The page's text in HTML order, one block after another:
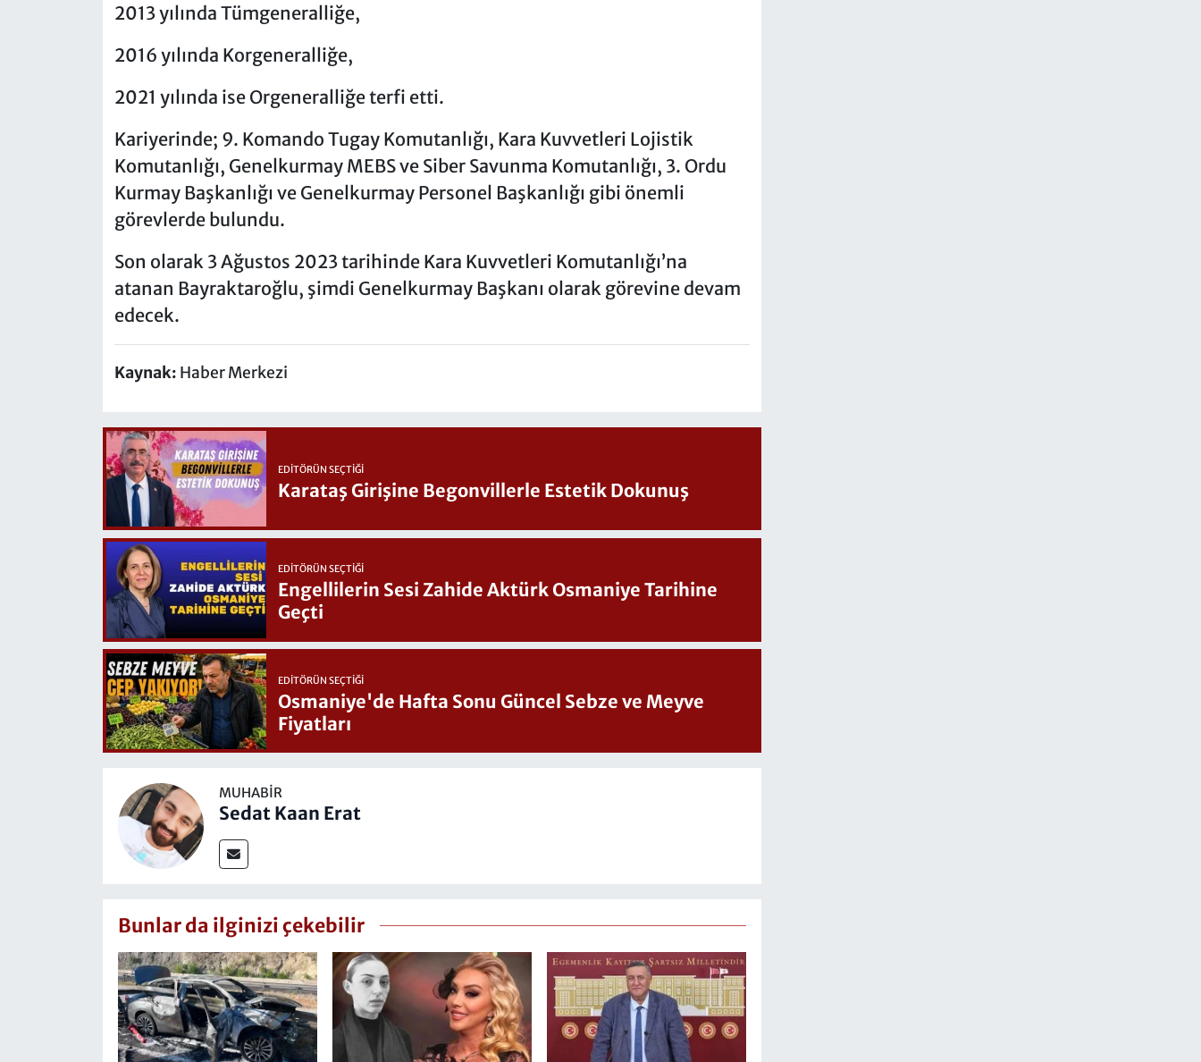
2013 yılında Tümgeneralliğe,
2016 yılında Korgeneralliğe,
2021 yılında ise Orgeneralliğe terfi etti.
Kariyerinde; 9. Komando Tugay Komutanlığı, Kara Kuvvetleri Lojistik
Komutanlığı, Genelkurmay MEBS ve Siber Savunma Komutanlığı, 3. Ordu
Kurmay Başkanlığı ve Genelkurmay Personel Başkanlığı gibi önemli
görevlerde bulundu.
Son olarak 3 Ağustos 2023 tarihinde Kara Kuvvetleri Komutanlığı’na
atanan Bayraktaroğlu, şimdi Genelkurmay Başkanı olarak görevine devam
edecek.
Kaynak: Haber Merkezi
EDITÖRÜN SEÇTIĞI
Karataş Girişine Begonvillerle Estetik Dokunuş
EDITÖRÜN SEÇTIĞI
Engellilerin Sesi Zahide Aktürk Osmaniye Tarihine
Geçti
EDITÖRÜN SEÇTIĞI
Osmaniye'de Hafta Sonu Güncel Sebze ve Meyve
Fiyatları
MUHABIR
Sedat Kaan Erat
Bunlar da ilginizi çekebilir